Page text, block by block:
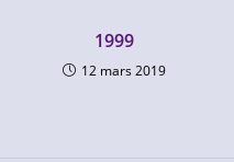
1999
12 mars 2019